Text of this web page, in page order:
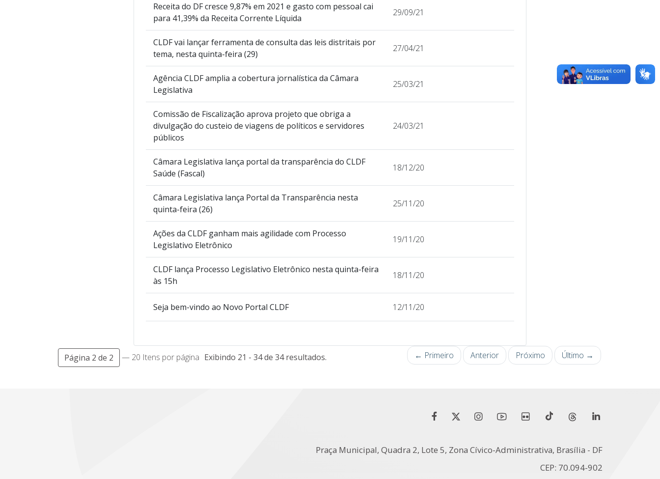
Receita do DF cresce 9,87% em 2021 e gasto com pessoal cai
para 41,39% da Receita Corrente Líquida
29/09/21
CLDF vai lançar ferramenta de consulta das leis distritais por
tema, nesta quinta-feira (29)
27/04/21
Agência CLDF amplia a cobertura jornalística da Câmara
Legislativa
25/03/21
Comissão de Fiscalização aprova projeto que obriga a
divulgação do custeio de viagens de políticos e servidores
públicos
24/03/21
Câmara Legislativa lança portal da transparência do CLDF
Saúde (Fascal)
18/12/20
Câmara Legislativa lança Portal da Transparência nesta
quinta-feira (26)
25/11/20
Ações da CLDF ganham mais agilidade com Processo
Legislativo Eletrônico
19/11/20
CLDF lança Processo Legislativo Eletrônico nesta quinta-feira
às 15h
18/11/20
Seja bem-vindo ao Novo Portal CLDF 12/11/20
Página 2 de 2 — 20 Itens por página Exibindo 21 - 34 de 34 resultados. ← Primeiro Anterior Próximo Último →
Praça Municipal, Quadra 2, Lote 5, Zona Cívico-Administrativa, Brasília - DF
CEP: 70.094-902